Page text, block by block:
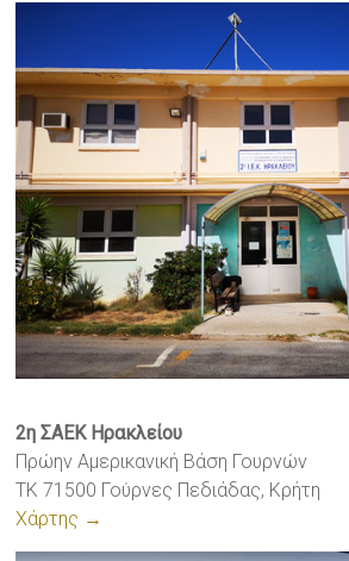
2η ΣΑΕΚ Ηρακλείου
Πρώην Αμερικανική Βάση Γουρνών
ΤΚ 71500 Γούρνες Πεδιάδας, Κρήτη
Χάρτης →